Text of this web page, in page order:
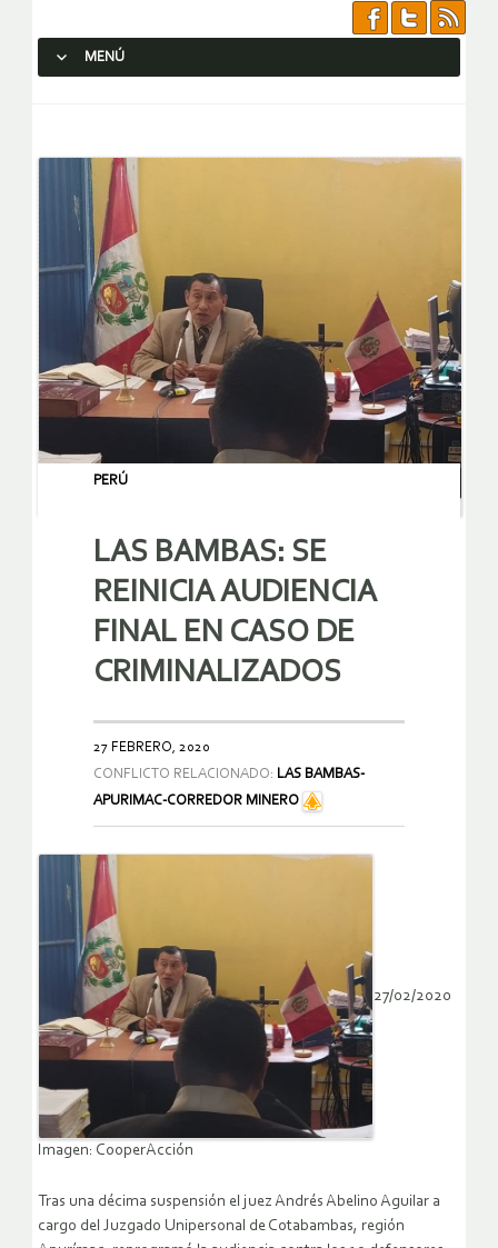
MENÚ
PERÚ
LAS BAMBAS: SE
REINICIA AUDIENCIA
FINAL EN CASO DE
CRIMINALIZADOS
27 FEBRERO, 2020
CONFLICTO RELACIONADO: LAS BAMBAS-
APURIMAC-CORREDOR MINERO
27/02/2020
Imagen: CooperAcción
Tras una décima suspensión el juez Andrés Abelino Aguilar a
cargo del Juzgado Unipersonal de Cotabambas, región